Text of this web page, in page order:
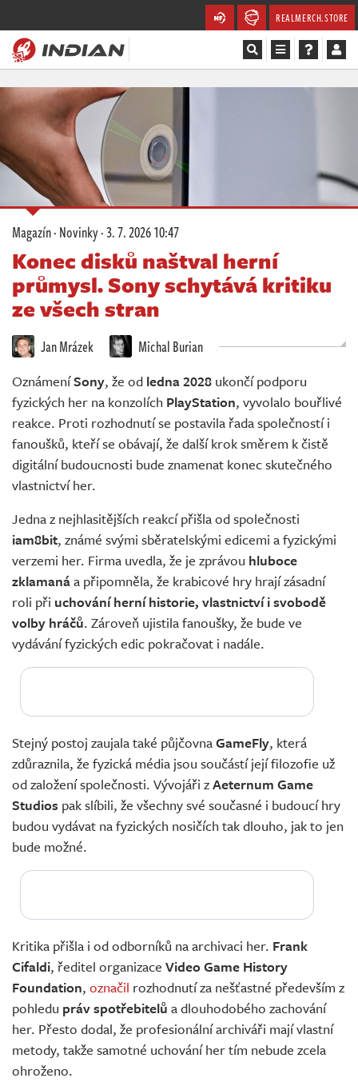
REALMERCH.STORE
Magazín
Recenze
Videa
Soutěže
Databáze
Komunita
Živě
Magazín·Novinky·3. 7. 2026 10:47
Konec disků naštval herní
průmysl. Sony schytává kritiku
ze všech stran
Jan Mrázek Michal Burian
OznámeníSony, že od ledna 2028 ukončí podporu
fyzických her na konzolích PlayStation, vyvolalo bouřlivé
reakce. Proti rozhodnutí se postavila řada společností i
fanoušků, kteří se obávají, že další krok směrem k čistě
digitální budoucnosti bude znamenat konec skutečného
vlastnictví her.
Jedna z nejhlasitějších reakcí přišla od společnosti
iam8bit, známé svými sběratelskými edicemi a fyzickými
verzemi her. Firma uvedla, že je zprávou hluboce
zklamanáa připomněla, že krabicové hry hrají zásadní
roli při uchování herní historie, vlastnictví i svobodě
volby hráčů. Zároveň ujistila fanoušky, že bude ve
vydávání fyzických edic pokračovat i nadále.
Stejný postoj zaujala také půjčovnaGameFly, která
zdůraznila, že fyzická média jsou součástí její filozofie už
od založení společnosti. Vývojáři zAeternum Game
Studios pak slíbili, že všechny své současné i budoucí hry
budou vydávat na fyzických nosičích tak dlouho, jak to jen
bude možné.
Kritika přišla i od odborníků na archivaci her. Frank
Cifaldi, ředitel organizace Video Game History
Foundation, označil rozhodnutí za nešťastné především z
pohledu práv spotřebitelů a dlouhodobého zachování
her. Přesto dodal, že profesionální archiváři mají vlastní
metody, takže samotné uchování her tím nebude zcela
ohroženo.